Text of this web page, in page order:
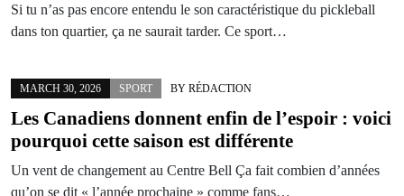
Si tu n’as pas encore entendu le son caractéristique du pickleball
dans ton quartier, ça ne saurait tarder. Ce sport…
MARCH 30, 2026 SPORT BY RÉDACTION
Les Canadiens donnent enfin de l’espoir : voici
pourquoi cette saison est différente
Un vent de changement au Centre Bell Ça fait combien d’années
qu’on se dit « l’année prochaine » comme fans…